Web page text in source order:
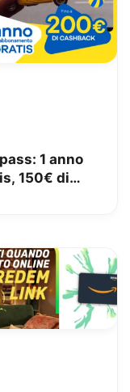
1 anno
150€ di